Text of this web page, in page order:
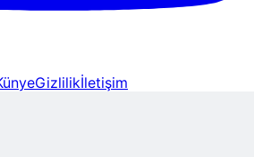
Gizlilikİletişim